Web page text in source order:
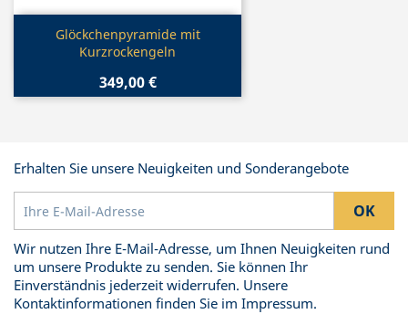
Vorschau
Glöckchenpyramide mit
Kurzrockengeln
349,00 €
Erhalten Sie unsere Neuigkeiten und Sonderangebote
Wir nutzen Ihre E-Mail-Adresse, um Ihnen Neuigkeiten rund
um unsere Produkte zu senden. Sie können Ihr
Einverständnis jederzeit widerrufen. Unsere
Kontaktinformationen finden Sie im Impressum.